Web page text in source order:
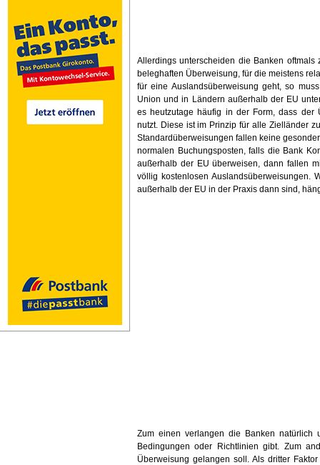
Allerdings unterscheiden die Banken
beleghaften Überweisung, für die meistens
für eine Auslandsüberweisung geht, so
Union und in Ländern außerhalb der EU
es heutzutage häufig in der Form, dass der
nutzt. Diese ist im Prinzip für alle Zielländer
Standardüberweisungen fallen keine
normalen Buchungsposten, falls die Bank
außerhalb der EU überweisen, dann fallen
völlig kostenlosen Auslandsüberweisungen.
außerhalb der EU in der Praxis dann sind,
Zum einen verlangen die Banken natürlich
Bedingungen oder Richtlinien gibt. Zum
Überweisung gelangen soll. Als dritter